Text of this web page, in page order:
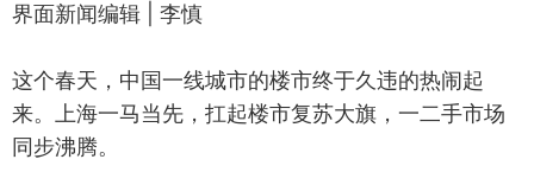
界面新闻编辑 | 李慎
这个春天，中国一线城市的楼市终于久违的热闹起
来。上海一马当先，扛起楼市复苏大旗，一二手市场
同步沸腾。